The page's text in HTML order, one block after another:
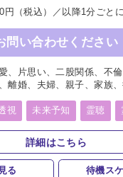
円（税込）／以降1分ごと
問い合わせください
、片思い、二股関係、不
離婚、夫婦、親子、家族
、縁切り
視 未来予知 霊聴
霊 神通力 守護霊
除霊 浄霊 祈願 祈
詳細はこちら
る 待機ス